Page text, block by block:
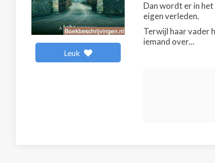
Leuk
Dan wordt er in het
eigen verleden.
Terwijl haar vader
iemand over...